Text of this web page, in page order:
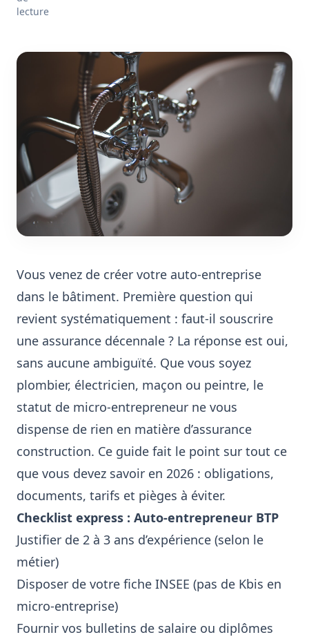
lecture
Vous venez de créer votre auto-entreprise
dans le bâtiment. Première question qui
revient systématiquement : faut-il souscrire
une assurance décennale ? La réponse est oui,
sans aucune ambiguïté. Que vous soyez
plombier, électricien, maçon ou peintre, le
statut de micro-entrepreneur ne vous
dispense de rien en matière d’assurance
construction. Ce guide fait le point sur tout ce
que vous devez savoir en 2026 : obligations,
documents, tarifs et pièges à éviter.
Checklist express : Auto-entrepreneur BTP
Justifier de 2 à 3 ans d’expérience (selon le
métier)
Disposer de votre fiche INSEE (pas de Kbis en
micro-entreprise)
Fournir vos bulletins de salaire ou diplômes